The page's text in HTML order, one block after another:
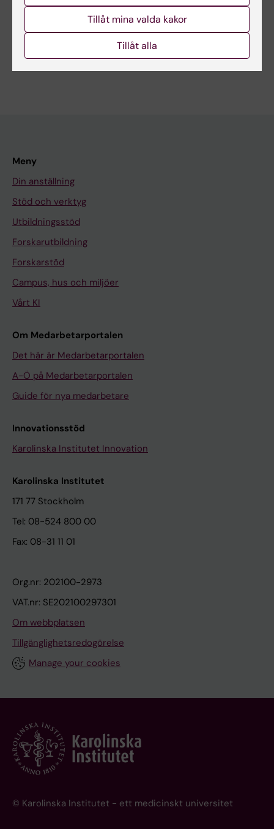
Dela
Meny
Din anställning
Stöd och verktyg
Utbildningsstöd
Forskarutbildning
Forskarstöd
Campus, hus och miljöer
Vårt KI
Om Medarbetarportalen
Det här är Medarbetarportalen
A-Ö på Medarbetarportalen
Guide för nya medarbetare
Innovationsstöd
Karolinska Institutet Innovation
Karolinska Institutet
171 77 Stockholm
Tel: 08-524 800 00
Fax: 08-31 11 01
Org.nr: 202100-2973
VAT.nr: SE202100297301
Om webbplatsen
Tillgänglighetsredogörelse
Manage your cookies
© Karolinska Institutet - ett medicinskt universitet
Tillåt mina valda kakor
Tillåt alla